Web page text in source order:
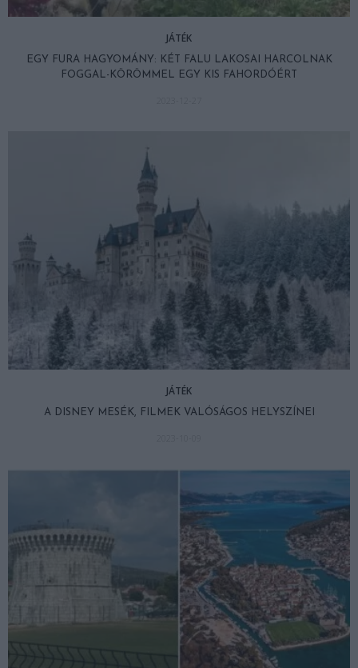
JÁTÉK
EGY FURA HAGYOMÁNY: KÉT FALU LAKOSAI HARCOLNAK
FOGGAL-KÖRÖMMEL EGY KIS FAHORDÓÉRT
JÁTÉK
A DISNEY MESÉK, FILMEK VALÓSÁGOS HELYSZÍNEI